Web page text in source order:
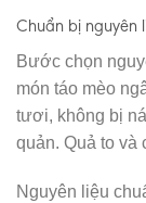
Chuẩn bị nguyên
Bước chọn
món táo mèo
tươi, không bị
quản. Quả to và
Nguyên liệu